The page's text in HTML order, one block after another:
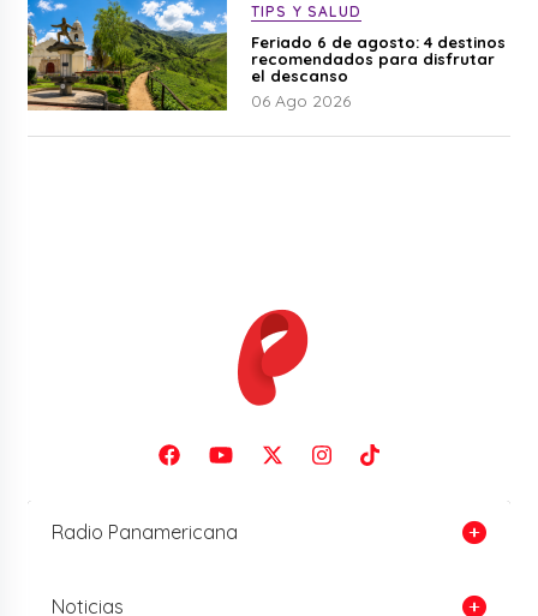
TIPS Y SALUD
Feriado 6 de agosto: 4 destinos
recomendados para disfrutar
el descanso
06 Ago 2026
Radio Panamericana
Noticias